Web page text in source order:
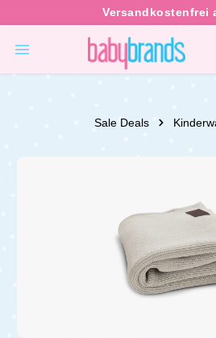
Sale Deals